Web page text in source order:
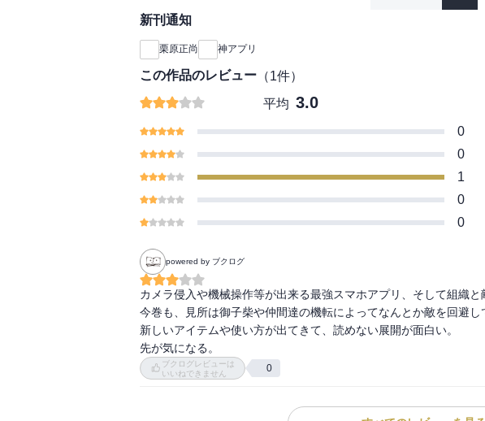
新刊通知
栗原正尚 神アプリ
この作品のレビュー （1件）
平均 3.0
0
0
1
0
0
powered by ブクログ
カメラ侵入や機械操作等が出来る最強スマホアプリ、そして組織と
今巻も、見所は御子柴や仲間達の機転によってなんとか敵を回避し
新しいアイテムや使い方が出てきて、読めない展開が面白い。
先が気になる。
ブクログレビューは
いいねできません
0